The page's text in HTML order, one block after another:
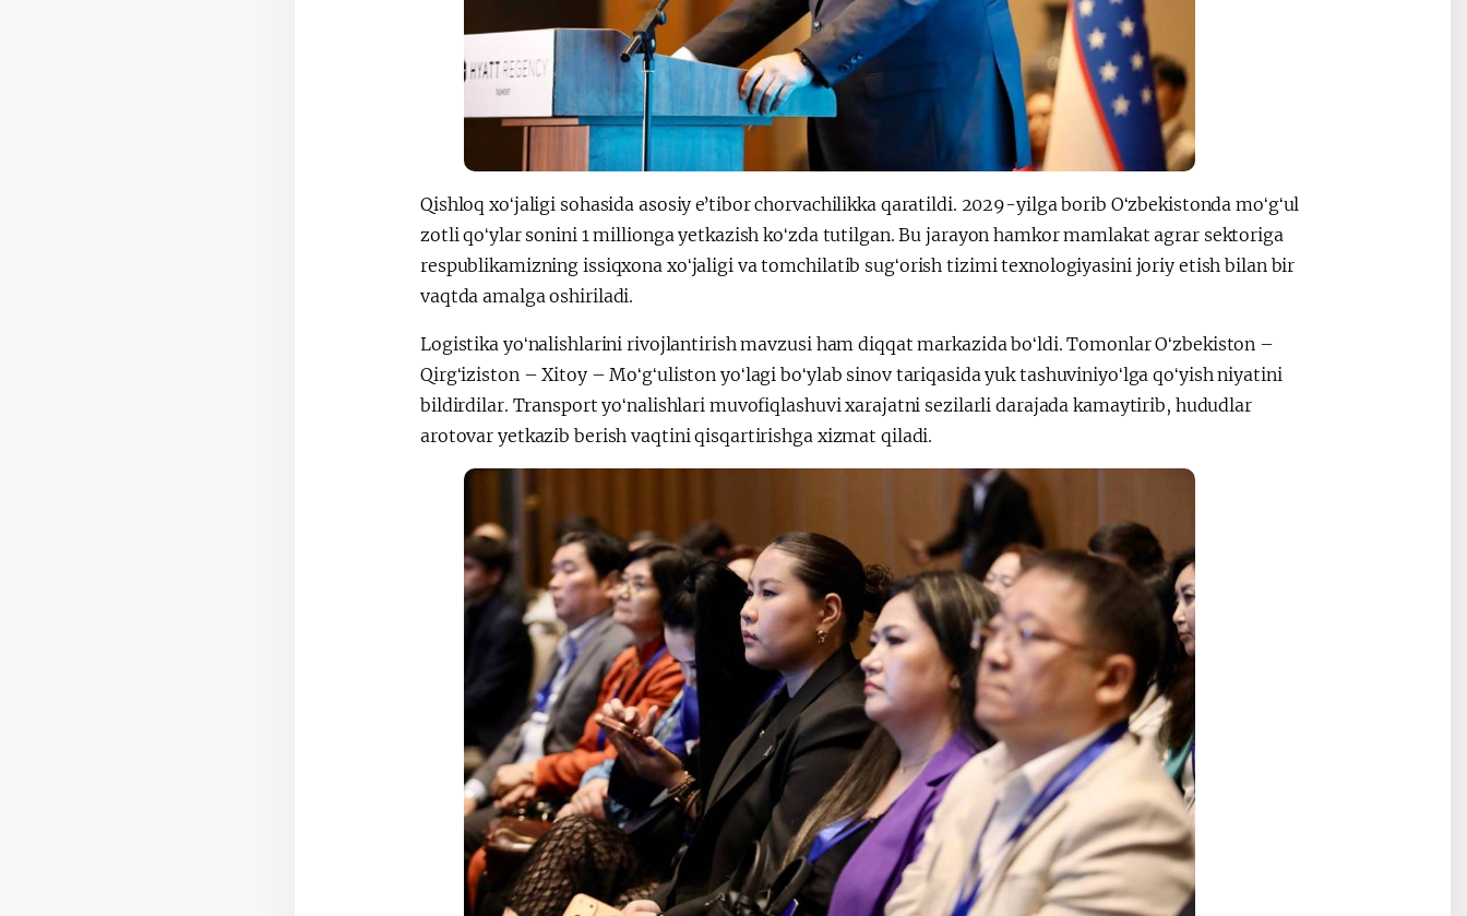
Qishloq xoʻjaligi sohasida asosiy eʼtibor chorvachilikka qaratildi. 2029-yilga borib Oʻzbekistonda moʻgʻul
zotli qoʻylar sonini 1 millionga yetkazish koʻzda tutilgan. Bu jarayon hamkor mamlakat agrar sektoriga
respublikamizning issiqxona xoʻjaligi va tomchilatib sugʻorish tizimi texnologiyasini joriy etish bilan bir
vaqtda amalga oshiriladi.
Logistika yoʻnalishlarini rivojlantirish mavzusi ham diqqat markazida boʻldi. Tomonlar Oʻzbekiston –
Qirgʻiziston – Xitoy – Moʻgʻuliston yoʻlagi boʻylab sinov tariqasida yuk tashuviniyoʻlga qoʻyish niyatini
bildirdilar. Transport yoʻnalishlari muvofiqlashuvi xarajatni sezilarli darajada kamaytirib, hududlar
arotovar yetkazib berish vaqtini qisqartirishga xizmat qiladi.